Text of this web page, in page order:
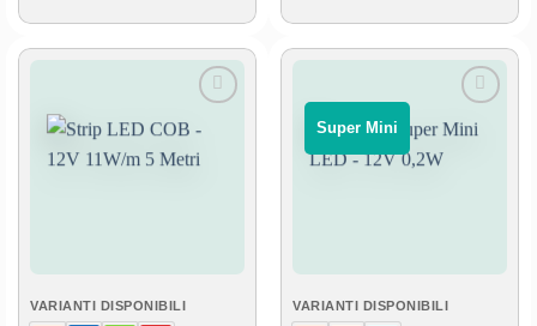
Aggiungi
alla lista
dei
desideri
VARIANTI DISPONIBILI
‎ ‎ Super Mini‎ ‎ ‎
Aggiungi
alla lista
VARIANTI DISPONIBILI